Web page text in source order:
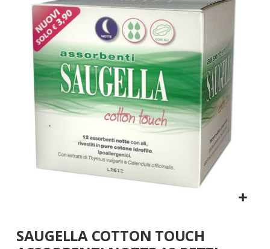
della
galleria
immagini
all'inizio
della
SAUGELLA COTTON TOUCH